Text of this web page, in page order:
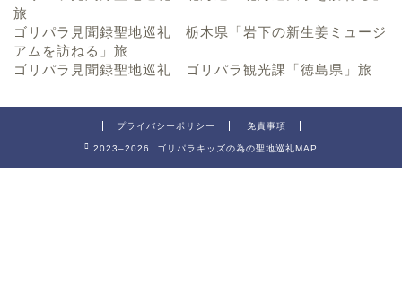
旅
ゴリパラ見聞録聖地巡礼 栃木県「岩下の新生姜ミュージ
アムを訪ねる」旅
ゴリパラ見聞録聖地巡礼 ゴリパラ観光課「徳島県」旅
プライバシーポリシー 免責事項
2023–2026 ゴリパラキッズの為の聖地巡礼MAP